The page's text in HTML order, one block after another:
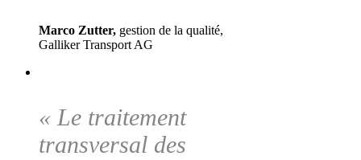
Marco Zutter, gestion de la qualité,
Galliker Transport AG
« Le traitement
transversal des